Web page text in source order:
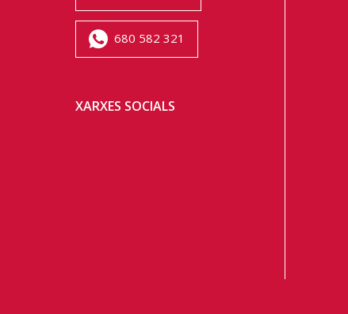
680 582 321
XARXES SOCIALS